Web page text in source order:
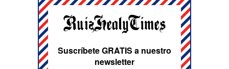
Suscríbete GRATIS a nuestro
newsletter